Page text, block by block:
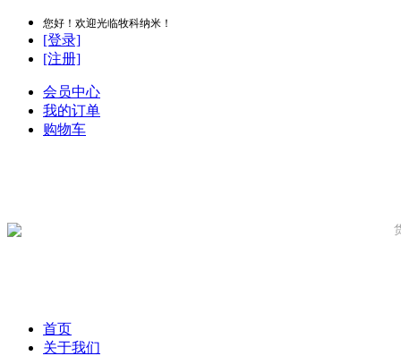
您好！欢迎光临牧科纳米！
[登录]
[注册]
会员中心
我的订单
购物车
首页
关于我们